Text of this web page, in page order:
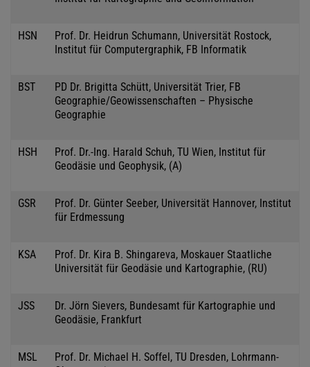
HSN
Prof. Dr. Heidrun Schumann, Universität Rostock,
Institut für Computergraphik, FB Informatik
BST
PD Dr. Brigitta Schütt, Universität Trier, FB
Geographie/Geowissenschaften – Physische
Geographie
HSH
Prof. Dr.-Ing. Harald Schuh, TU Wien, Institut für
Geodäsie und Geophysik, (A)
GSR
Prof. Dr. Günter Seeber, Universität Hannover, Institut
für Erdmessung
KSA
Prof. Dr. Kira B. Shingareva, Moskauer Staatliche
Universität für Geodäsie und Kartographie, (RU)
JSS
Dr. Jörn Sievers, Bundesamt für Kartographie und
Geodäsie, Frankfurt
MSL
Prof. Dr. Michael H. Soffel, TU Dresden, Lohrmann-